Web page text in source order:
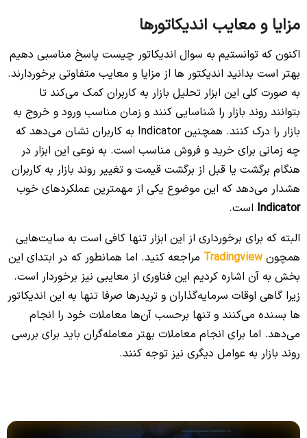
مزایا و معایب اندیکاتورها
اکنون که توانستیم به سوال اندیکاتور چیست پاسخ مناسبی دهیم
بهتر است بدانید اندیکتور ها از مزایا و معایب متفاوتی برخوردارند.
به صورت کلی این ابزار تحلیل بازار به کاربران کمک می‌کند تا
بتوانند روند بازار را شناسایی کنند و زمان مناسب ورود و خروج به
بازار را درک کنند. همچنین Indicator به کاربران نشان می‌دهد که
چه زمانی برای خرید و فروش مناسب است. به نوعی این ابزار در
هنگام برگشت یا قبل از برگشت قیمت و تغییر روند بازار به کاربران
هشدار می‌دهد که این موضوع یکی از مهمترین عملکردهای خوب
Indicator است.
البته که برای برخورداری از این ابزار تنها کافی است به سایت‌هایی
همچونTradingview مراجعه کنید. اما همانطور که در ابتدای این
بخش به آن اشاره کردیم این فناوری از معایبی نیز برخوردار است.
زیرا گاهی اوقات سرمایه‌گذاران و تریدرها صرفا تنها به این اندیکاتور
ها بسنده می‌کنند و تنها برحسب آن‌ها معاملات خود را انجام
می‌دهد. اما برای انجام معاملات بهتر معامله‌گران باید برای بررسی
روند بازار به عوامل دیگری نیز توجه کنند.